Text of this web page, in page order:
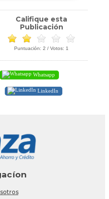
Califique esta
Publicación
Puntuación: 2 / Votos: 1
Whatsapp
LinkedIn